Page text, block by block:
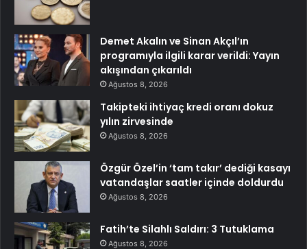
Demet Akalın ve Sinan Akçıl’ın
programıyla ilgili karar verildi: Yayın
akışından çıkarıldı
Ağustos 8, 2026
Takipteki ihtiyaç kredi oranı dokuz
yılın zirvesinde
Ağustos 8, 2026
Özgür Özel’in ‘tam takır’ dediği kasayı
vatandaşlar saatler içinde doldurdu
Ağustos 8, 2026
Fatih’te Silahlı Saldırı: 3 Tutuklama
Ağustos 8, 2026